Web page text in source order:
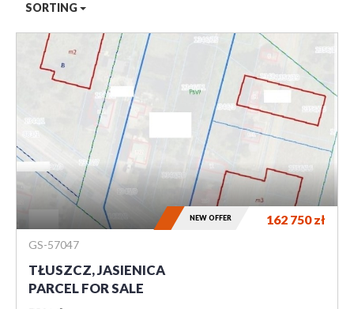
SORTING
GS-57047
TŁUSZCZ, JASIENICA
PARCEL FOR SALE
162 750zł
NEW OFFER